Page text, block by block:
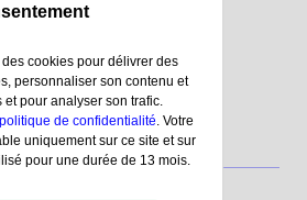
cookies pour délivrer des
personnaliser son contenu et
pour analyser son trafic.
politique de confidentialité . Votre
uniquement sur ce site et sur
pour une durée de 13 mois.